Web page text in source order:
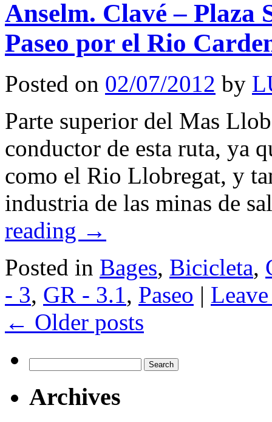
Anselm. Clavé – Plaza
Paseo por el Rio
Posted on 02/07/2012 by
Parte superior del Mas
conductor de esta ruta, ya
como el Rio Llobregat, y
industria de las minas de
reading →
Posted in Bages, Bicicleta,
- 3, GR - 3.1, Paseo |
← Older posts
for:
Archives